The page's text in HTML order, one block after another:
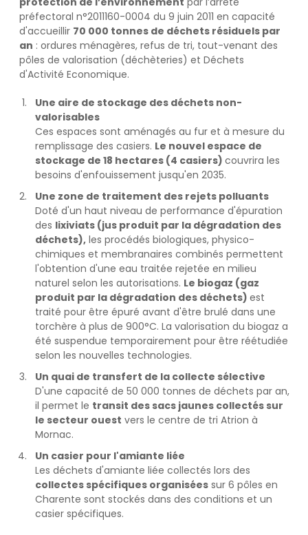
préfectoral n°2011160-0004 du 9 juin 2011 en capacité
d'accueillir 70 000 tonnes de déchets résiduels par
an : ordures ménagères, refus de tri, tout-venant des
pôles de valorisation (déchèteries) et Déchets
d'Activité Economique.
Une aire de stockage des déchets non-
valorisables
Ces espaces sont aménagés au fur et à mesure du
remplissage des casiers. Le nouvel espace de
stockage de 18 hectares (4 casiers) couvrira les
besoins d'enfouissement jusqu'en 2035.
Une zone de traitement des rejets polluants
Doté d'un haut niveau de performance d'épuration
des lixiviats (jus produit par la dégradation des
déchets),les procédés biologiques, physico-
chimiques et membranaires combinés permettent
l'obtention d'une eau traitée rejetée en milieu
naturel selon les autorisations. Le biogaz (gaz
produit par la dégradation des déchets) est
traité pour être épuré avant d'être brulé dans une
torchère à plus de 900°C. La valorisation du biogaz a
été suspendue temporairement pour être réétudiée
selon les nouvelles technologies.
Un quai de transfert de la collecte sélective
D'une capacité de 50 000 tonnes de déchets par an,
il permet le transit des sacs jaunes collectés sur
le secteur ouest vers le centre de tri Atrion à
Mornac.
Un casier pour l'amiante liée
Les déchets d'amiante liée collectés lors des
collectes spécifiques organiséessur 6 pôles en
Charente sont stockés dans des conditions et un
casier spécifiques.